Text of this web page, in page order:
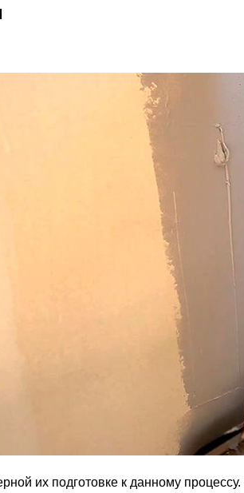
их подготовке к данному